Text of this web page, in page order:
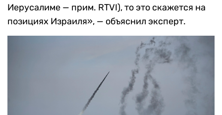
Иерусалиме — прим. RTVI), то это скажется на
позициях Израиля», — объяснил эксперт.